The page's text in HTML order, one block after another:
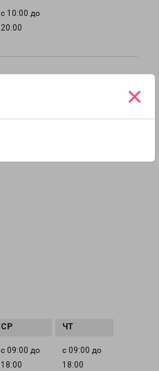
×
с 10:00 до
20:00
с 09:00 до
18:00
с 09:00 до
18:00